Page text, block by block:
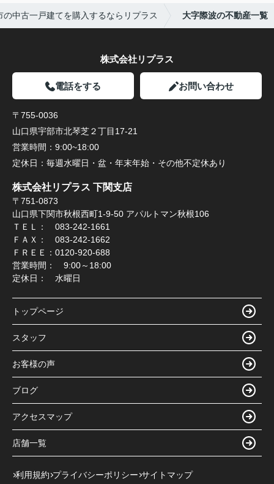
の中古一戸建てを購入するならリプラス 大字際波の不動産一覧
株式会社リプラス
電話をする お問い合わせ
〒755-0036
山口県宇部市北琴芝２丁目17-21
営業時間： 9:00~18:00
定休日： 毎週水曜日・盆・年末年始・その他不定休あり
株式会社リプラス 下関支店
〒751-0873
山口県下関市秋根西町1-9-50 アパルトマン秋根106
ＴＥＬ： 083-242-1661
ＦＡＸ： 083-242-1662
ＦＲＥＥ：0120-920-688
営業時間： 9:00～18:00
定休日： 水曜日
トップページ
スタッフ
お客様の声
ブログ
アクセスマップ
店舗一覧
利用規約 プライバシーポリシー サイトマップ